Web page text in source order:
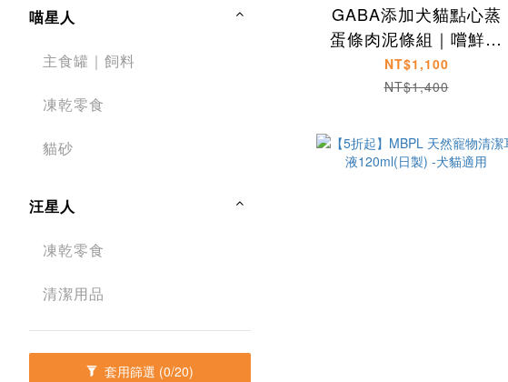
喵星人
主食罐｜飼料
凍乾零食
貓砂
汪星人
凍乾零食
清潔用品
套用篩選 (0/20)
GABA添加犬貓點心蒸
蛋條肉泥條組｜嚐鮮組
合10包入
NT$1,100
NT$1,400